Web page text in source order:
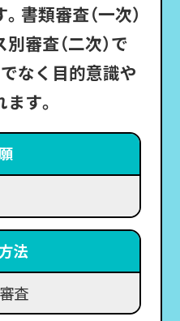
書類審査（一次）
別審査（二次）で
なく目的意識や
す。
法
査